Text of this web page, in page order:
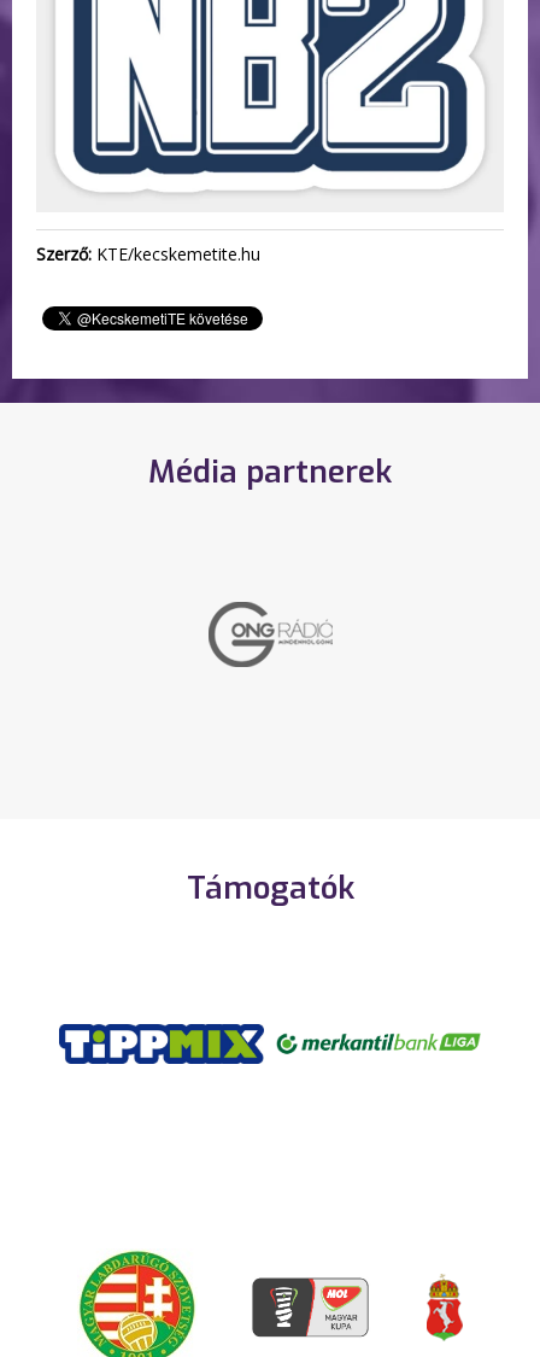
Szerző: KTE/kecskemetite.hu
Média partnerek
Támogatók